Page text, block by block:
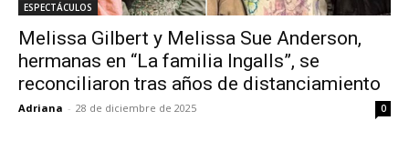
ESPECTÁCULOS
Melissa Gilbert y Melissa Sue Anderson,
hermanas en “La familia Ingalls”, se
reconciliaron tras años de distanciamiento
Adriana - 28 de diciembre de 2025 0